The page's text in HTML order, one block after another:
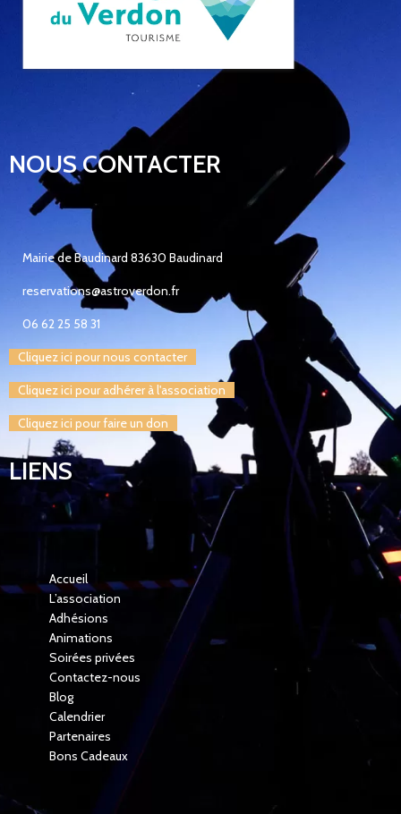
NOUS CONTACTER
Mairie de Baudinard 83630 Baudinard
reservations@astroverdon.fr
06 62 25 58 31
Cliquez ici pour nous contacter
Cliquez ici pour adhérer à l'association
Cliquez ici pour faire un don
LIENS
Accueil
L’association
Adhésions
Animations
Soirées privées
Contactez-nous
Blog
Calendrier
Partenaires
Bons Cadeaux